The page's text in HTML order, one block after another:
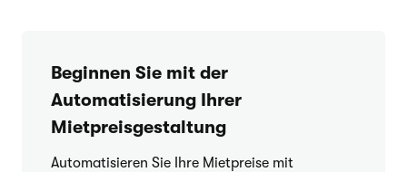
Beginnen Sie mit der
Automatisierung Ihrer
Mietpreisgestaltung
Automatisieren Sie Ihre Mietpreise mit